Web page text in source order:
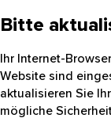
Bitte
Ihr Internet-
Website sind
aktualisieren Sie
mögliche